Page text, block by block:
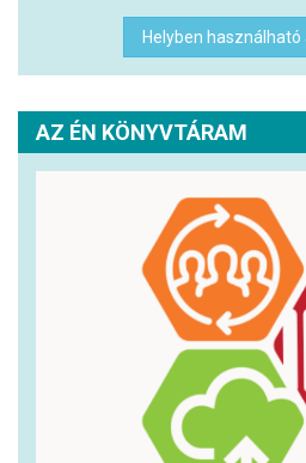
Helyben
AZ ÉN KÖNYVTÁRAM